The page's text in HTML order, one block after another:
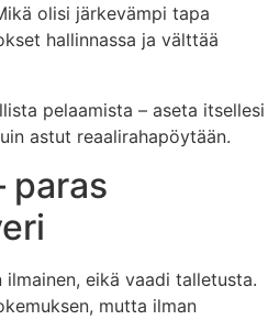
olisi järkevämpi tapa
hallinnassa ja välttää
pelaamista – aseta itsellesi
astut reaalirahapöytään.
paras
eikä vaadi talletusta.
mutta ilman